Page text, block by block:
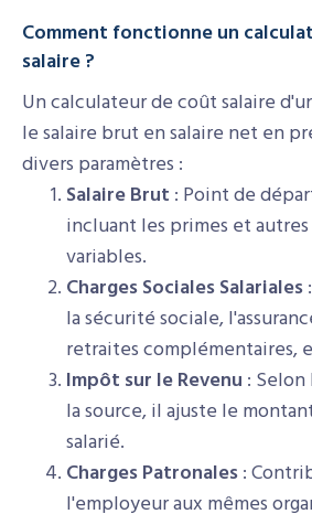
Comment fonctionne un
salaire ?
Un calculateur de coût salaire
le salaire brut en salaire net en
divers paramètres :
Salaire Brut : Point de
incluant les primes et
variables.
Charges Sociales Salariales
la sécurité sociale,
retraites complémentaires,
Impôt sur le Revenu :
la source, il ajuste le
salarié.
Charges Patronales:
l'employeur aux mêmes